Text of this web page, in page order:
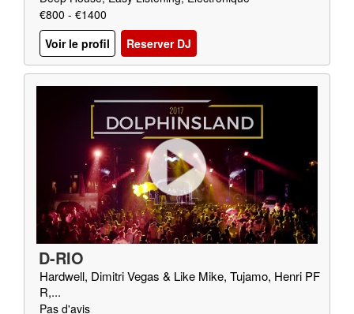
€800 - €1400
Voir le profil
Reserver DJ
D-RIO
Hardwell, Dimitri Vegas & Like Mike, Tujamo, Henri PF
R,...
Pas d'avis